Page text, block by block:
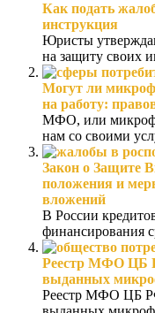
Как подать
инструкция
Юристы
на защиту своих
Могут ли
на работу:
МФО, или
нам со своими
Закон о Защите
положения и
вложений
В России
финансирования
Реестр МФО ЦБ
выданных
Реестр МФО ЦБ РФ